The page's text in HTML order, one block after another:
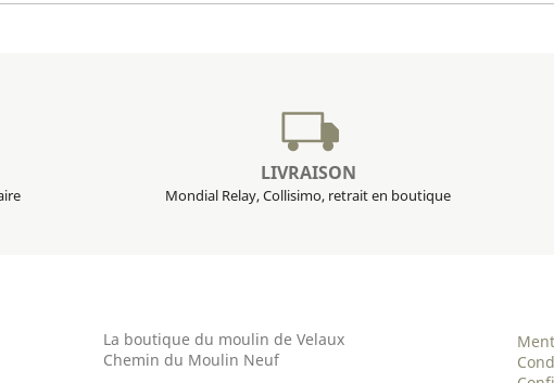
LIVRAISON
Mondial Relay, Collisimo, retrait en boutique
La boutique du moulin de Velaux
Chemin du Moulin Neuf